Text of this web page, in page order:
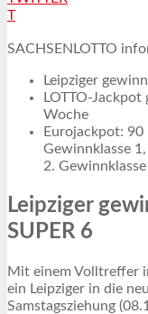
T
SACHSENLOTTO
Leipziger
LOTTO-
Woche
Eurojackpot:
Gewinnklasse
2.
Leipziger
SUPER 6
Mit einem Volltreffer
ein Leipziger in die
Samstagsziehung